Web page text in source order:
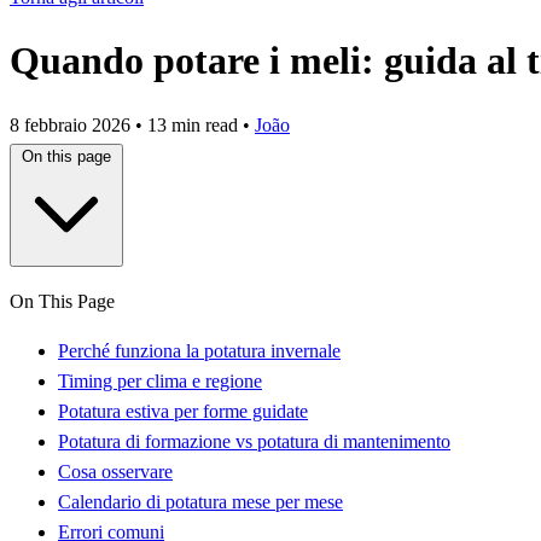
Quando potare i meli: guida al
8 febbraio 2026 • 13 min read • João
On this page
On This Page
Perché funziona la potatura invernale
Timing per clima e regione
Potatura estiva per forme guidate
Potatura di formazione vs potatura di mantenimento
Cosa osservare
Calendario di potatura mese per mese
Errori comuni